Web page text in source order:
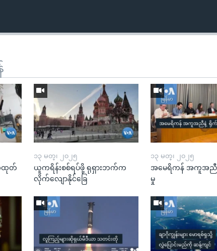
ထုတ်
၁၃ မတ္၊ ၂၀၂၅
ယူကရိန်းစစ်ရပ်ဖို့ ရုရှားဘက်က
လိုက်လျောနိုင်ခြေ
၁၃ မတ္၊ ၂၀၂၅
အမေရိကန် အကူအ
မှု